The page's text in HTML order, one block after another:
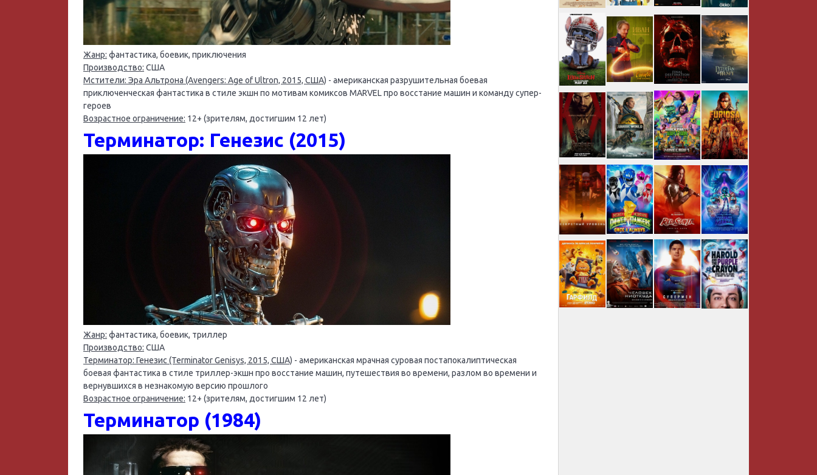
Жанр: фантастика, боевик, приключения
Производство: США
Мстители: Эра Альтрона (Avengers: Age of Ultron, 2015, США) - американская разрушительная боевая
приключенческая фантастика в стиле экшн по мотивам комиксов MARVEL про восстание машин и команду супер-
героев
Возрастное ограничение: 12+ (зрителям, достигшим 12 лет)
Терминатор: Генезис (2015)
Жанр: фантастика, боевик, триллер
Производство: США
Терминатор: Генезис (Terminator Genisys, 2015, США) - американская мрачная суровая постапокалиптическая
боевая фантастика в стиле триллер-экшн про восстание машин, путешествия во времени, разлом во времени и
вернувшихся в незнакомую версию прошлого
Возрастное ограничение: 12+ (зрителям, достигшим 12 лет)
Терминатор (1984)